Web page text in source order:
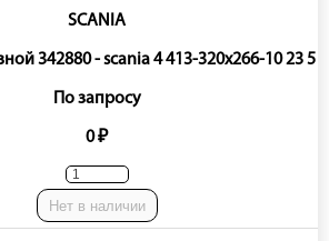
SCANIA
342880 - scania 4 413-320x266-10 23 5
По запросу
0 ₽
Нет в наличии